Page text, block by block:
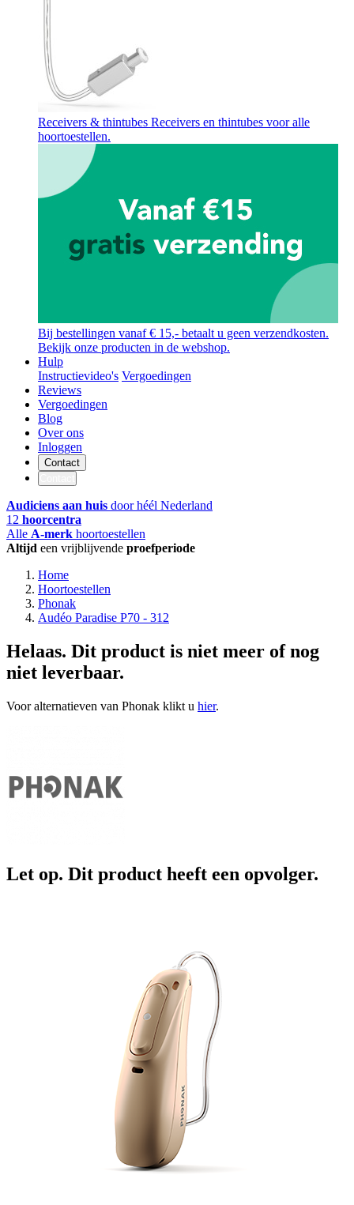
Receivers & thintubes Receivers en thintubes voor alle
hoortoestellen.
Bij bestellingen vanaf € 15,- betaalt u geen verzendkosten.
Bekijk onze producten in de webshop.
Hulp
Instructievideo's Vergoedingen
Reviews
Vergoedingen
Blog
Over ons
Inloggen
Contact
Audiciens aan huis door héél Nederland
12 hoorcentra
Alle A-merk hoortoestellen
Altijd een vrijblijvende proefperiode
Home
Hoortoestellen
Phonak
Audéo Paradise P70 - 312
Helaas. Dit product is niet meer of nog
niet leverbaar.
Voor alternatieven van Phonak klikt u hier.
Let op. Dit product heeft een opvolger.